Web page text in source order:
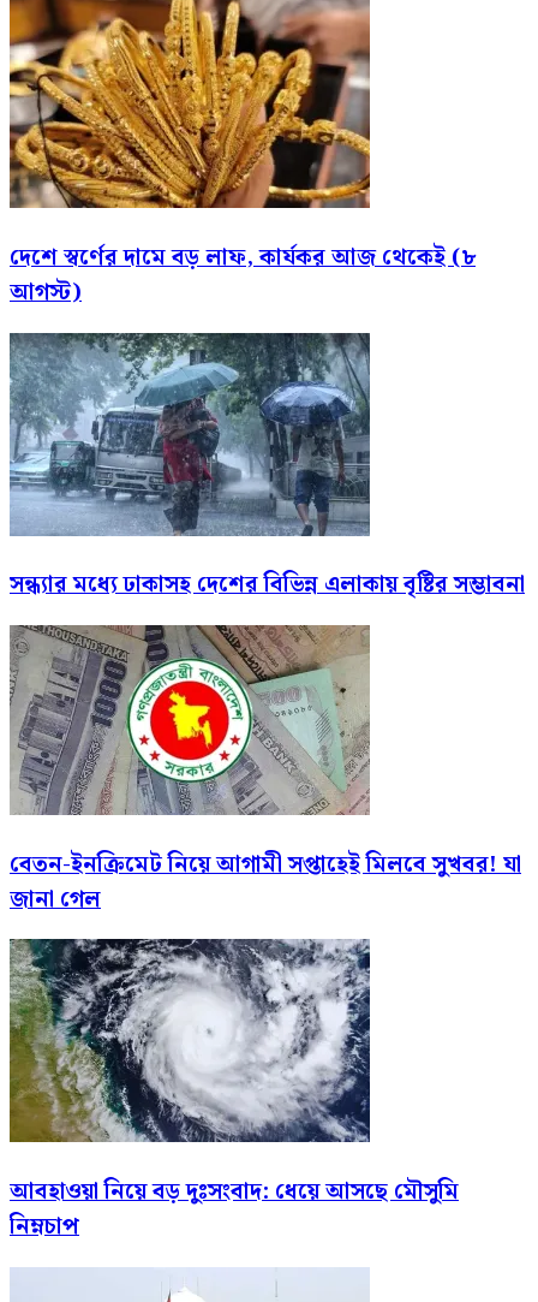
দেশে স্বর্ণের দামে বড় লাফ, কার্যকর আজ থেকেই (৮
আগস্ট)
সন্ধ্যার মধ্যে ঢাকাসহ দেশের বিভিন্ন এলাকায় বৃষ্টির সম্ভাবনা
বেতন-ইনক্রিমেট নিয়ে আগামী সপ্তাহেই মিলবে সুখবর! যা
জানা গেল
আবহাওয়া নিয়ে বড় দুঃসংবাদ: ধেয়ে আসছে মৌসুমি
নিম্নচাপ